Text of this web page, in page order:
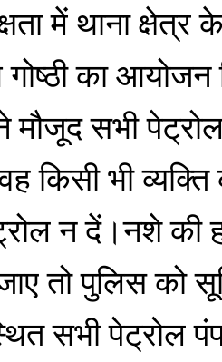
में थाना क्षेत्र
का आयोजन
ने मौजूद सभी
किसी भी
न दें।नशे की
तो पुलिस को
सभी पेट्रोल